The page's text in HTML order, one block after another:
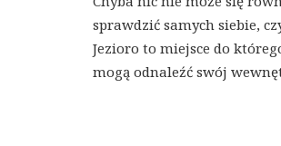
sprawdzić samych siebie,
Jezioro to miejsce do
mogą odnaleźć swój